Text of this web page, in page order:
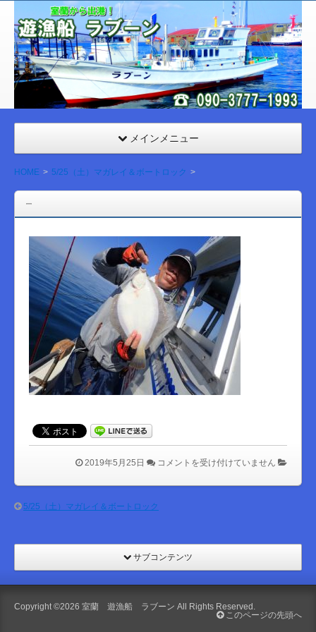
室
蘭
遊漁
船
ラブ
ーン
メインメニュー
HOME 5/25（土）マガレイ＆ボートロック
2019年5月25日 は
コメントを受け付けていません
5/25（土）マガレイ＆ボートロック
サブコンテンツ
Copyright ©2026 室蘭 遊漁船 ラブーン All Rights Reserved.
このページの先頭へ